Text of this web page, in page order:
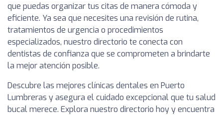
que puedas organizar tus citas de manera cómoda y
eficiente. Ya sea que necesites una revisión de rutina,
tratamientos de urgencia o procedimientos
especializados, nuestro directorio te conecta con
dentistas de confianza que se comprometen a brindarte
la mejor atención posible.
Descubre las mejores clínicas dentales en Puerto
Lumbreras y asegura el cuidado excepcional que tu salud
bucal merece. Explora nuestro directorio hoy y encuentra